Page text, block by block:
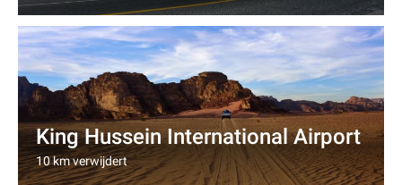
King Hussein International Airport
10 km verwijdert